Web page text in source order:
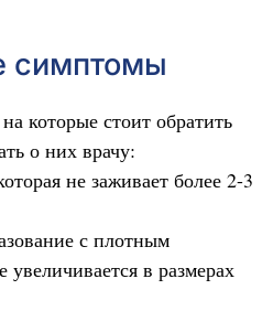
симптомы
которые стоит обратить
о них врачу:
не заживает более 2-3
с плотным
увеличивается в размерах